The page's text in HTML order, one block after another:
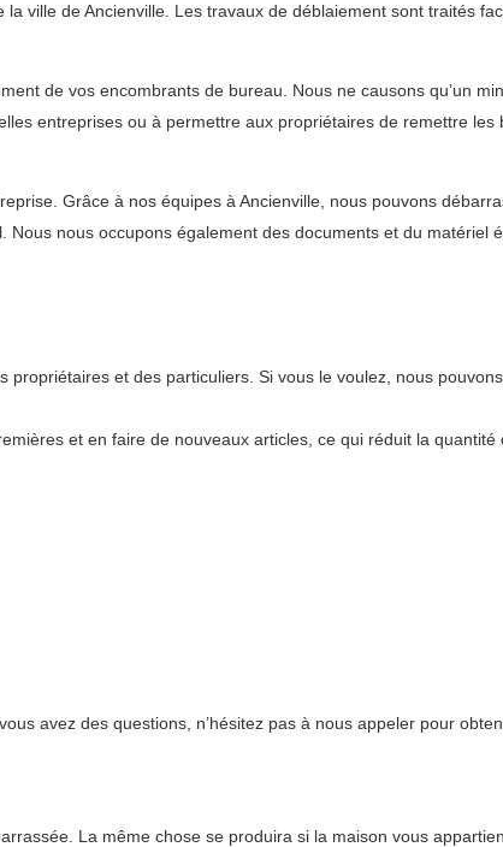
ville de Ancienville. Les travaux de déblaiement sont traités
de vos encombrants de bureau. Nous ne causons qu’un
entreprises ou à permettre aux propriétaires de remettre
Grâce à nos équipes à Ancienville, nous pouvons
nous occupons également des documents et du matériel
et des particuliers. Si vous le voulez, nous
et en faire de nouveaux articles, ce qui réduit la
avez des questions, n’hésitez pas à nous appeler pour
La même chose se produira si la maison vous